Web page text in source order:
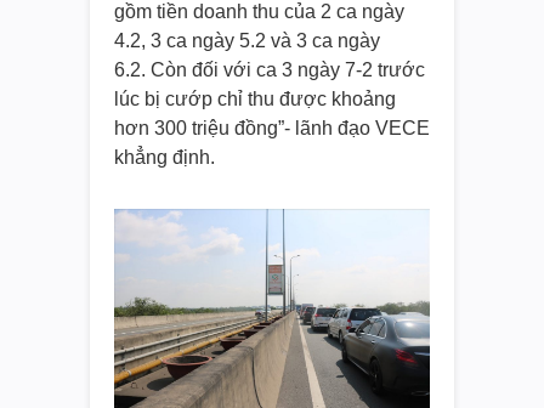
gồm tiền doanh thu của 2 ca ngày
4.2, 3 ca ngày 5.2 và 3 ca ngày
6.2. Còn đối với ca 3 ngày 7-2 trước
lúc bị cướp chỉ thu được khoảng
hơn 300 triệu đồng”- lãnh đạo VECE
khẳng định.